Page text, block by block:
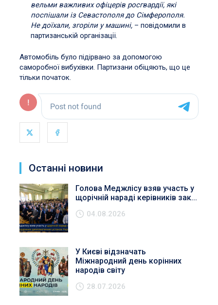
вельми важливих офіцерів росгвардії, які
поспішали із Севастополя до Сімферополя.
Не доїхали, згоріли у машині,– повідомили в
партизанській організації.
Автомобіль було підірвано за допомогою
саморобної вибухівки. Партизани обіцяють, що це
тільки початок.
Останні новини
Голова Меджлісу взяв участь у
щорічній нараді керівників зак...
04.08.2026
У Києві відзначать
Міжнародний день корінних
народів світу
28.07.2026